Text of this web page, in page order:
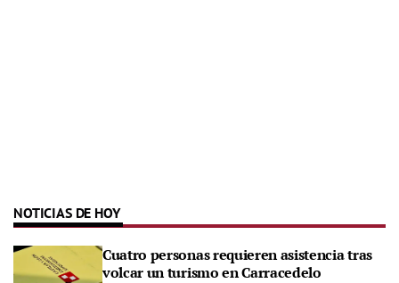
NOTICIAS DE HOY
Cuatro personas requieren asistencia tras
volcar un turismo en Carracedelo